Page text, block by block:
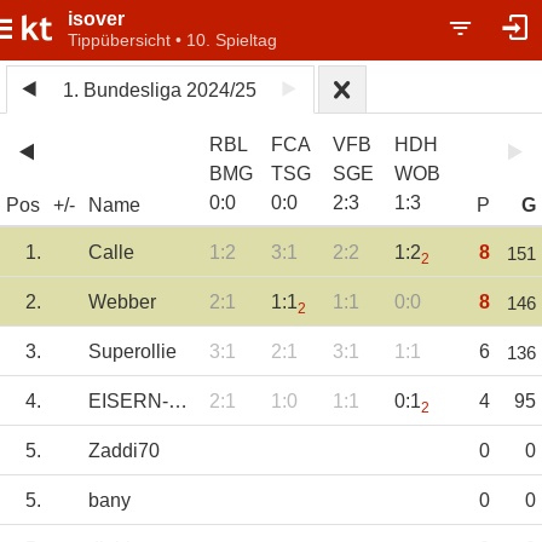
isover
Tippübersicht • 10. Spieltag
1. Bundesliga 2024/25
Pos +/- Name
RBL
BMG
0:0
FCA
TSG
0:0
VFB
SGE
2:3
HDH
WOB
1:3 P G
1. Calle 1:2 3:1 2:2 1:22 8 151
2. Webber 2:1 1:12 1:1 0:0 8 146
3. Superollie 3:1 2:1 3:1 1:1 6 136
4. EISERN-UNION 2:1 1:0 1:1 0:12 4 95
5. Zaddi70 0 0
5. bany 0 0